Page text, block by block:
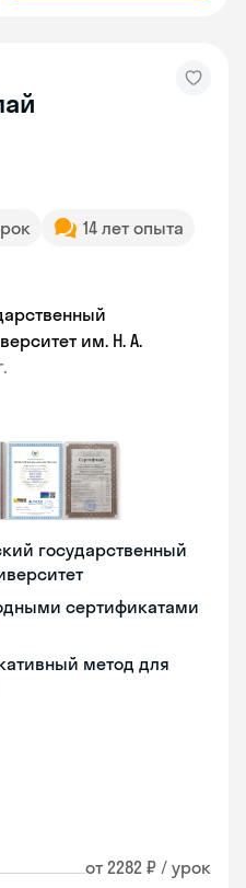
14 лет опыта
им. Н. А.
государственный
сертификатами
метод для
от 2282 ₽ / урок